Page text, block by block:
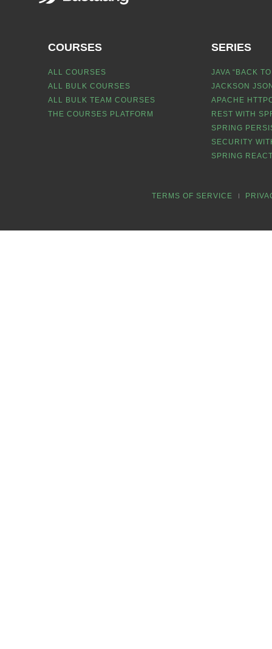
COURSES
ALL COURSES
ALL BULK COURSES
ALL BULK TEAM COURSES
THE COURSES PLATFORM
SERIES
JAVA “BACK
JACKSON
APACHE
REST WITH
SPRING
SECURITY
SPRING
TERMS OF SERVICE